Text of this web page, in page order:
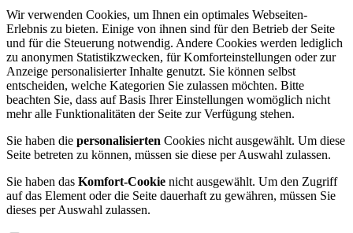
Wir verwenden Cookies, um Ihnen ein optimales Webseiten-
Erlebnis zu bieten. Einige von ihnen sind für den Betrieb der Seite
und für die Steuerung notwendig. Andere Cookies werden lediglich
zu anonymen Statistikzwecken, für Komforteinstellungen oder zur
Anzeige personalisierter Inhalte genutzt. Sie können selbst
entscheiden, welche Kategorien Sie zulassen möchten. Bitte
beachten Sie, dass auf Basis Ihrer Einstellungen womöglich nicht
mehr alle Funktionalitäten der Seite zur Verfügung stehen.
Sie haben die personalisierten Cookies nicht ausgewählt. Um diese
Seite betreten zu können, müssen sie diese per Auswahl zulassen.
Sie haben das Komfort-Cookie nicht ausgewählt. Um den Zugriff
auf das Element oder die Seite dauerhaft zu gewähren, müssen Sie
dieses per Auswahl zulassen.